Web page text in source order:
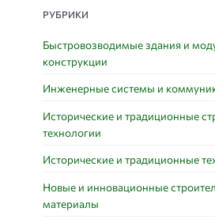
РУБРИКИ
Быстровозводимые здания и
конструкции
Инженерные системы и
Исторические и традиционные
технологии
Исторические и традиционные
Новые и инновационные
материалы